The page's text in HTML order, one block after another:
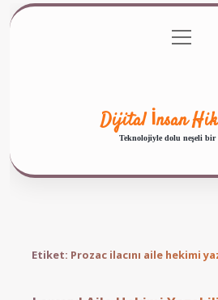
Gizlilik Politikası
menüyü
aç
Dijital İnsan
Teknolojiyle dolu neşeli bir
Etiket: Prozac ilacını aile hekimi